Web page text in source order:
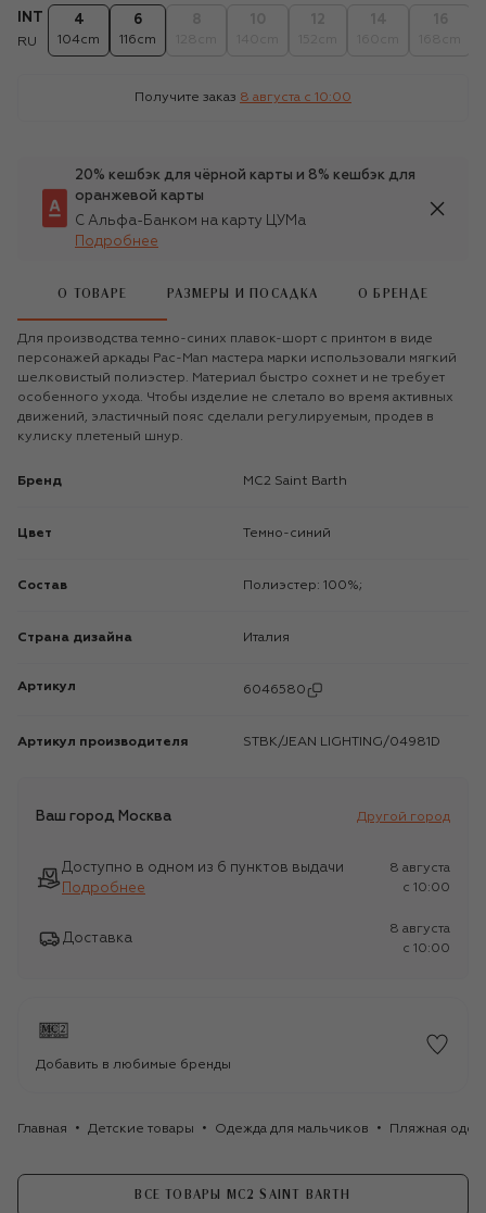
INT
RU
4
104cm
6
116cm
Получите заказ 8 августа c 10:00
20% кешбэк для чёрной карты и 8% кешбэк для
оранжевой карты
С Альфа-Банком на карту ЦУМа
Подробнее
О ТОВАРЕ РАЗМЕРЫ И ПОСАДКА О БРЕНДЕ
Для производства темно-синих плавок-шорт с принтом в виде
персонажей аркады Pac-Man мастера марки использовали мягкий
шелковистый полиэстер. Материал быстро сохнет и не требует
особенного ухода. Чтобы изделие не слетало во время активных
движений, эластичный пояс сделали регулируемым, продев в
кулиску плетеный шнур.
Бренд MC2 Saint Barth
Цвет Темно-синий
Состав Полиэстер: 100%;
Страна дизайна Италия
Артикул 6046580
Артикул производителя STBK/JEAN LIGHTING/04981D
Ваш город Москва Другой город
Доступно в одном из 6 пунктов выдачи
Подробнее
8 августа
c 10:00
Доставка
8 августа
c 10:00
Добавить в любимые бренды
Главная Детские товары Одежда для мальчиков Пляжная
ВСЕ ТОВАРЫ MC2 SAINT BARTH